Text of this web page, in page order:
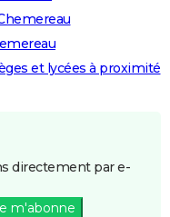
et lycées à proximité
directement par e-
m'abonne